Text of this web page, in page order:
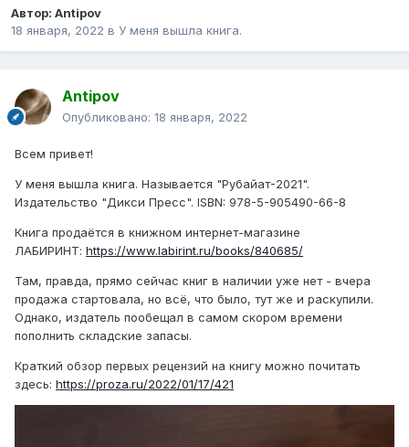
Автор: Antipov
18 января, 2022 в У меня вышла книга.
Antipov
Опубликовано: 18 января, 2022
Всем привет!
У меня вышла книга. Называется "Рубайат-2021".
Издательство "Дикси Пресс". ISBN: 978-5-905490-66-8
Книга продаётся в книжном интернет-магазине
ЛАБИРИНТ: https://www.labirint.ru/books/840685/
Там, правда, прямо сейчас книг в наличии уже нет - вчера
продажа стартовала, но всё, что было, тут же и раскупили.
Однако, издатель пообещал в самом скором времени
пополнить складские запасы.
Краткий обзор первых рецензий на книгу можно почитать
здесь: https://proza.ru/2022/01/17/421